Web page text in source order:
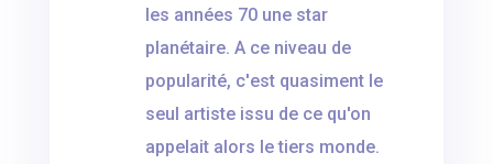
les années 70 une star
planétaire. A ce niveau de
popularité, c'est quasiment le
seul artiste issu de ce qu'on
appelait alors le tiers monde.